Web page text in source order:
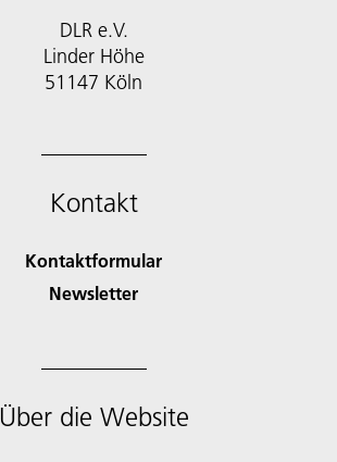
DLR e.V.
Linder Höhe
51147 Köln
Kontakt
Kontaktformular
Newsletter
Über die Website